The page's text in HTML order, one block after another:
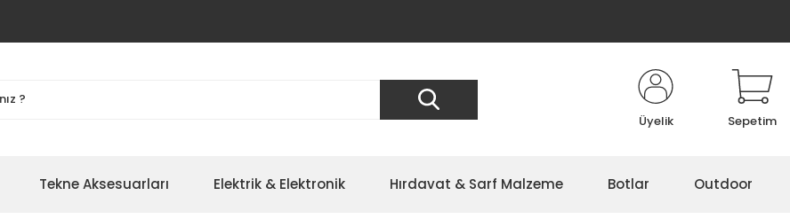
Üyelik Sepetim
Tekne Aksesuarları Elektrik & Elektronik Hırdavat & Sarf Malzeme Botlar Outdoor